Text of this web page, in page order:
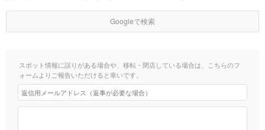
Googleで検索
スポット情報に誤りがある場合や、移転・閉店している場合は、こちらのフ
ォームよりご報告いただけると幸いです。